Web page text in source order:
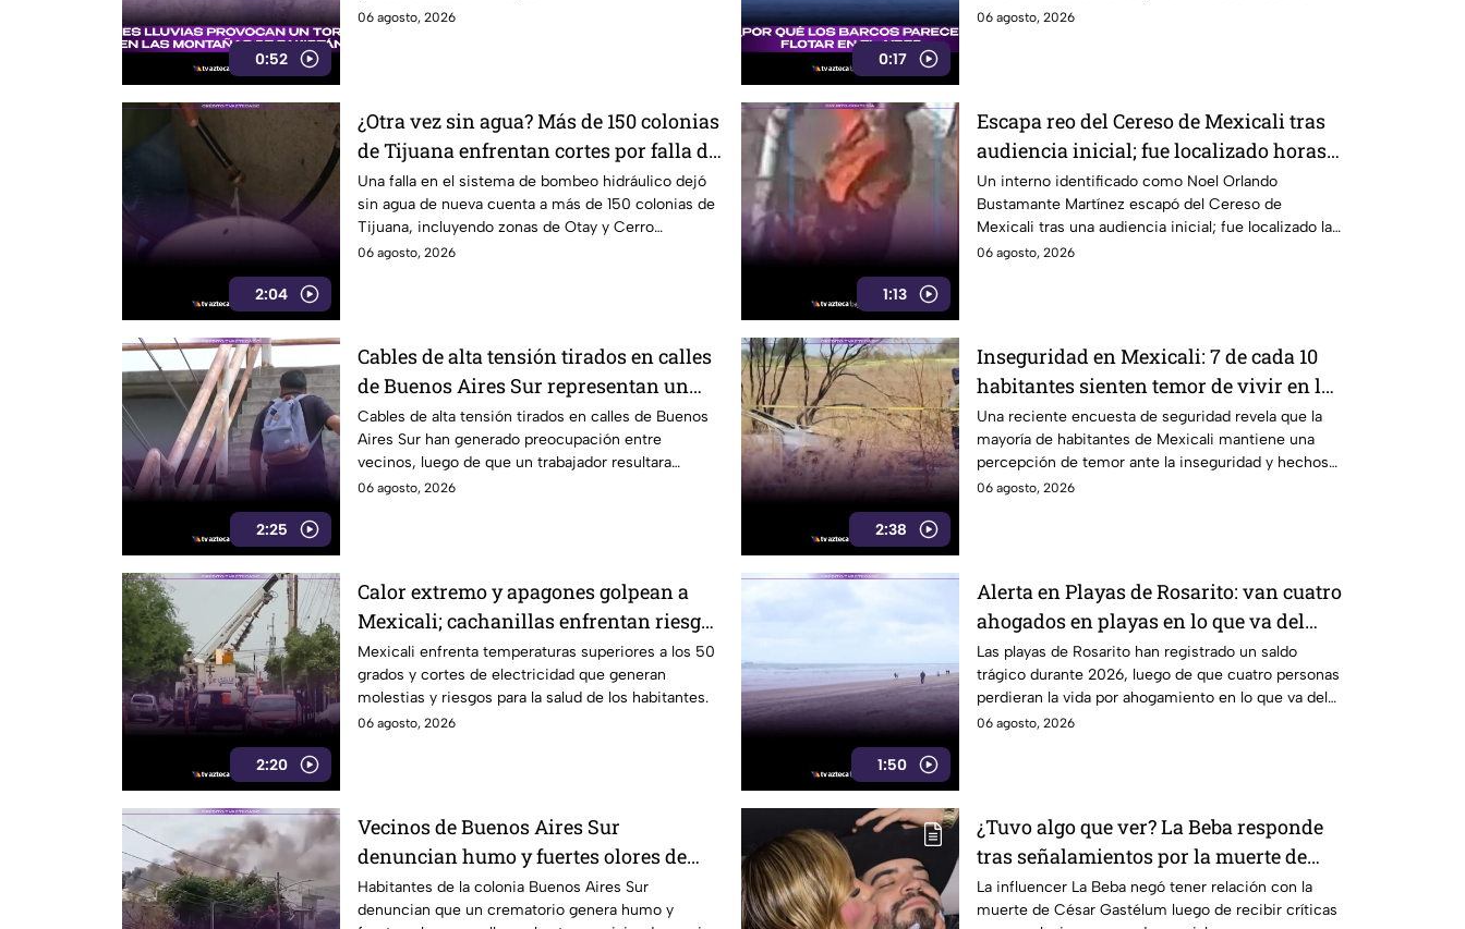
0:52
06 agosto, 2026
0:17
06 agosto, 2026
2:04
¿Otra vez sin agua? Más de 150 colonias
de Tijuana enfrentan cortes por falla de
CESPT
Una falla en el sistema de bombeo hidráulico dejó
sin agua de nueva cuenta a más de 150 colonias de
Tijuana, incluyendo zonas de Otay y Cerro
Colorado.
06 agosto, 2026
1:13
Escapa reo del Cereso de Mexicali tras
audiencia inicial; fue localizado horas
después
Un interno identificado como Noel Orlando
Bustamante Martínez escapó del Cereso de
Mexicali tras una audiencia inicial; fue localizado la
noche del miércoles.
06 agosto, 2026
2:25
Cables de alta tensión tirados en calles
de Buenos Aires Sur representan un
riesgo para peatones en Tijuana
Cables de alta tensión tirados en calles de Buenos
Aires Sur han generado preocupación entre
vecinos, luego de que un trabajador resultara
electrocutado.
06 agosto, 2026
2:38
Inseguridad en Mexicali: 7 de cada 10
habitantes sienten temor de vivir en la
capital cachanilla
Una reciente encuesta de seguridad revela que la
mayoría de habitantes de Mexicali mantiene una
percepción de temor ante la inseguridad y hechos
delictivos.
06 agosto, 2026
2:20
Calor extremo y apagones golpean a
Mexicali; cachanillas enfrentan riesgos
por falta de electricidad
Mexicali enfrenta temperaturas superiores a los 50
grados y cortes de electricidad que generan
molestias y riesgos para la salud de los habitantes.
06 agosto, 2026
1:50
Alerta en Playas de Rosarito: van cuatro
ahogados en playas en lo que va del
año
Las playas de Rosarito han registrado un saldo
trágico durante 2026, luego de que cuatro personas
perdieran la vida por ahogamiento en lo que va del
año.
06 agosto, 2026
Vecinos de Buenos Aires Sur
denuncian humo y fuertes olores de
crematorio que entran a sus casas
Habitantes de la colonia Buenos Aires Sur
denuncian que un crematorio genera humo y
¿Tuvo algo que ver? La Beba responde
tras señalamientos por la muerte de
César Gastélum
La influencer La Beba negó tener relación con la
muerte de César Gastélum luego de recibir críticas